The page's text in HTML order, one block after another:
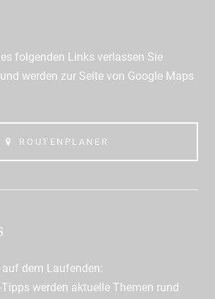
folgenden Links verlassen Sie
werden zur Seite von Google Maps
ROUTENPLANER
dem Laufenden:
Tipps werden aktuelle Themen rund